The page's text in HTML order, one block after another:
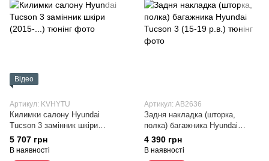
Відео
Артикул: KVHYTU
Килимки салону Hyundai
Tucson 3 замінник шкіри
(2015-...)
5 707 грн
В наявності
Артикул: AB2636
Задня накладка (шторка,
полка) багажника Hyundai
Tucson 3 (15-19 р.в.)
4 390 грн
В наявності